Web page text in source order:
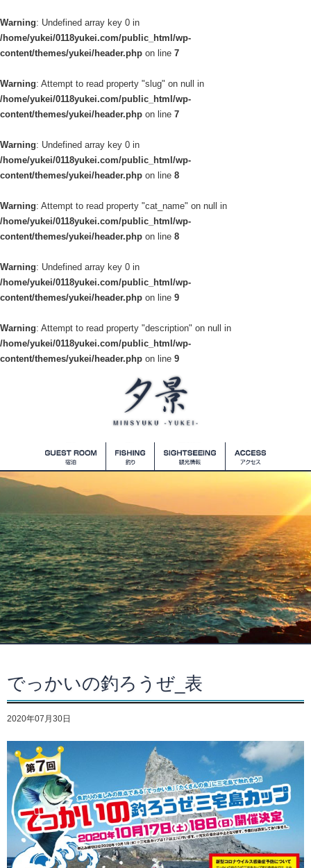
Warning: Undefined array key 0 in
/home/yukei/0118yukei.com/public_html/wp-
content/themes/yukei/header.php on line 7
Warning: Attempt to read property "slug" on null in
/home/yukei/0118yukei.com/public_html/wp-
content/themes/yukei/header.php on line 7
Warning: Undefined array key 0 in
/home/yukei/0118yukei.com/public_html/wp-
content/themes/yukei/header.php on line 8
Warning: Attempt to read property "cat_name" on null in
/home/yukei/0118yukei.com/public_html/wp-
content/themes/yukei/header.php on line 8
Warning: Undefined array key 0 in
/home/yukei/0118yukei.com/public_html/wp-
content/themes/yukei/header.php on line 9
Warning: Attempt to read property "description" on null in
/home/yukei/0118yukei.com/public_html/wp-
content/themes/yukei/header.php on line 9
でっかいの釣ろうぜ_表
2020年07月30日